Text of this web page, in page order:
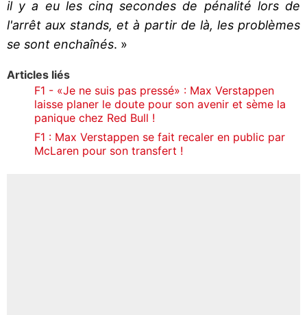
il y a eu les cinq secondes de pénalité lors de
l'arrêt aux stands, et à partir de là, les problèmes
se sont enchaînés. »
Articles liés
F1 - «Je ne suis pas pressé» : Max Verstappen
laisse planer le doute pour son avenir et sème la
panique chez Red Bull !
F1 : Max Verstappen se fait recaler en public par
McLaren pour son transfert !